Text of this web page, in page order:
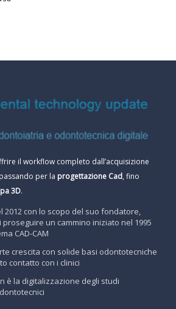
il workflow completo dall’acquisizione
per la progettazione Cad, fino
3D.
2012 con lo scopo del suo fondatore,
un cammino iniziato nel 1995
CAD-CAM
crescita con solide basi odontotecniche
contatto con i clinici
è la digitalizzazione degli studi